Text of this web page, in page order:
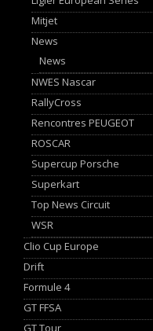
Mitjet
News
News
NWES Nascar
RallyCross
Rencontres PEUGEOT
ROSCAR
Supercup Porsche
Superkart
Top News Circuit
WSR
Clio Cup Europe
Drift
Formule 4
GT FFSA
GT Tour